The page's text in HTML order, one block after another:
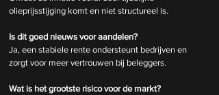
olieprijsstijging komt en niet structureel is.
Is dit goed nieuws voor aandelen?
Ja, een stabiele rente ondersteunt bedrijven en
zorgt voor meer vertrouwen bij beleggers.
Wat is het grootste risico voor de markt?